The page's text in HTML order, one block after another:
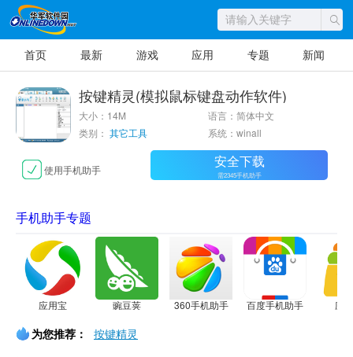
首页 最新 游戏 应用 专题 新闻
按键精灵(模拟鼠标键盘动作软件)
大小：14M
语言：简体中文
类别： 其它工具 系统：winall
使用手机助手 安全下载
需2345手机助手
手机助手专题
应用宝 豌豆荚 360手机助手 百度手机助手 应
为您推荐： 按键精灵